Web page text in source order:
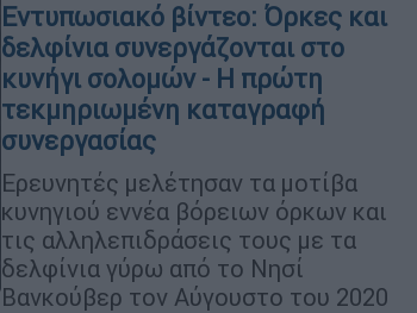
Εντυπωσιακό βίντεο: Όρκες και
δελφίνια συνεργάζονται στο
κυνήγι σολομών - H πρώτη
τεκμηριωμένη καταγραφή
συνεργασίας
Ερευνητές μελέτησαν τα μοτίβα
κυνηγιού εννέα βόρειων όρκων και
τις αλληλεπιδράσεις τους με τα
δελφίνια γύρω από το Νησί
Βανκούβερ τον Αύγουστο του 2020